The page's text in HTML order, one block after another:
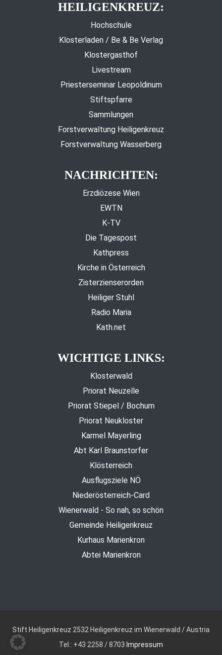
HEILIGENKREUZ:
Hochschule
Klosterladen / Be & Be Verlag
Klostergasthof
Livestream
Priesterseminar Leopoldinum
Stiftspfarre
Sammlungen
Forstverwaltung Heiligenkreuz
Forstverwaltung Wasserberg
NACHRICHTEN:
Erzdiözese Wien
EWTN
K-TV
Die Tagespost
Kathpress
Kirche in Österreich
Zisterzienserorden
Heiliger Stuhl
Radio Maria
Kath.net
WICHTIGE LINKS:
Klosterwald
Priorat Neuzelle
Priorat Stiepel / Bochum
Priorat Neukloster
Karmel Mayerling
Abt Karl Braunstorfer
Klösterreich
Ausflugsziele NÖ
Niederösterreich-Card
Wienerwald - So nah, so schön
Gemeinde Heiligenkreuz
Kurhaus Marienkron
Abtei Marienkron
Stift Heiligenkreuz 2532 Heiligenkreuz im Wienerwald / Austria
Tel.: +43 2258 / 8703 Impressum